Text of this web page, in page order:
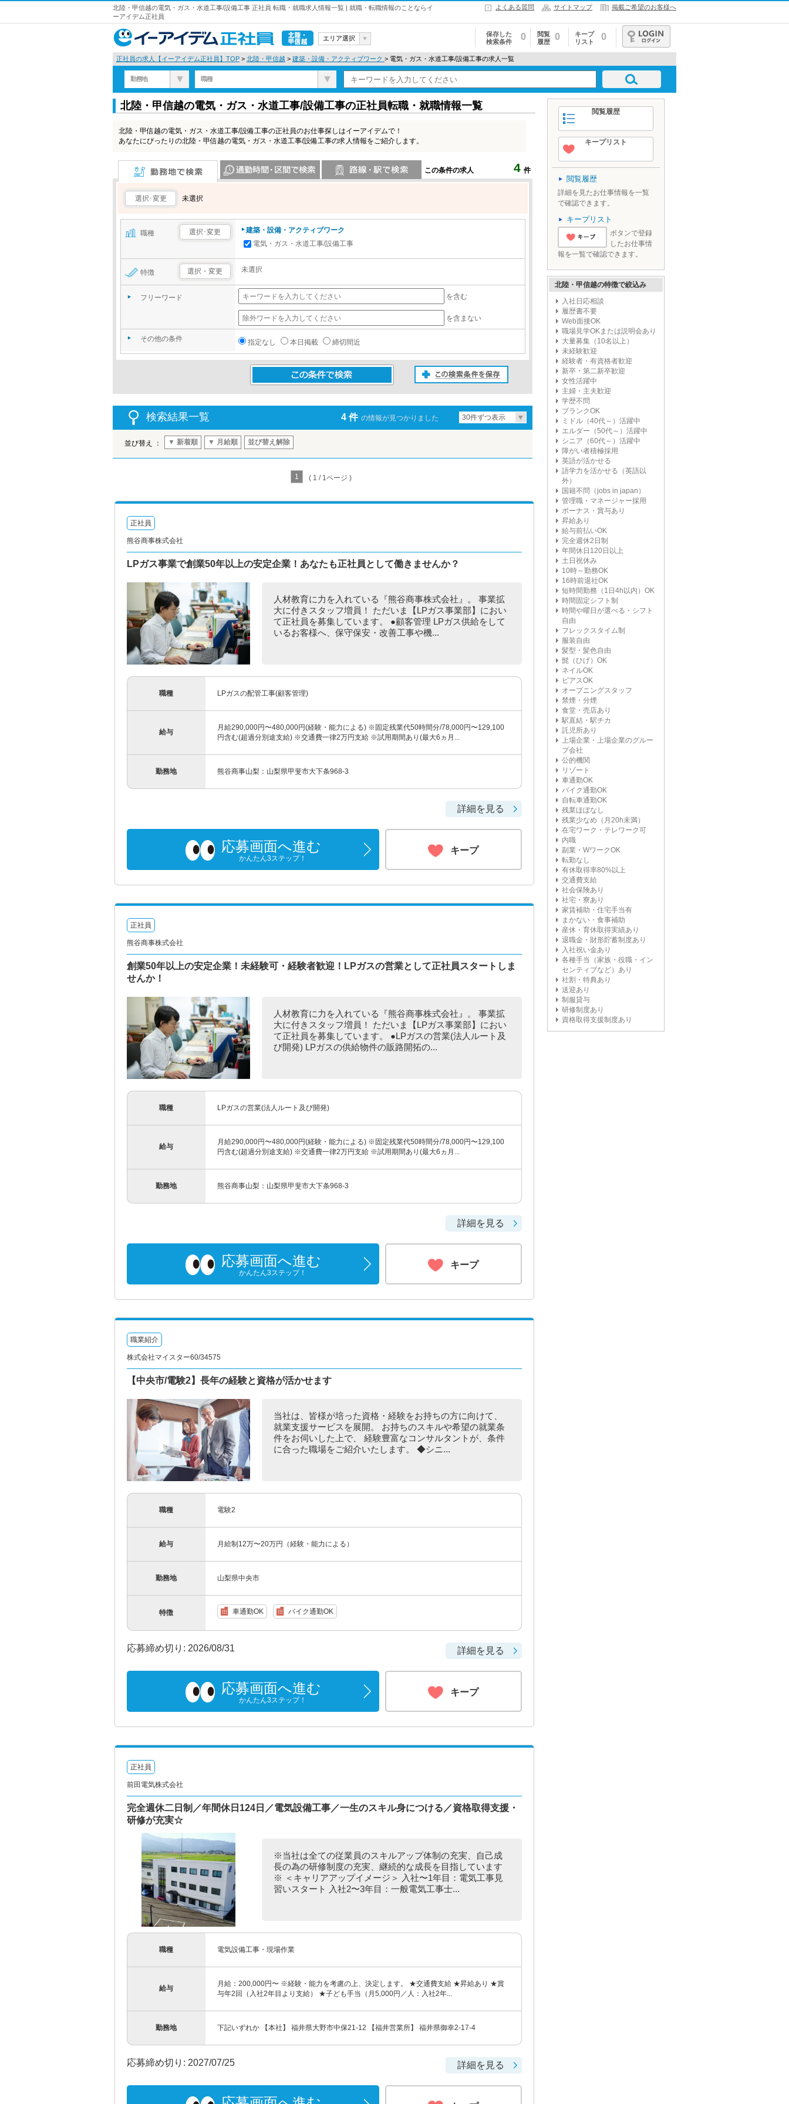
北陸・甲信越の電気・ガス・水道工事/設備工事 正社員 転職・就職求人情報一覧 | 就職・転職情報のことならイ
ーアイデム正社員
よくある質問 サイトマップ 掲載ご希望のお客様へ
北陸・甲信
越
エリア選択
保存した
検索条件
0
閲覧
履歴
0
キープ
リスト
0
ログイン
正社員の求人【イーアイデム正社員】TOP > 北陸・甲信越 > 建築・設備・アクティブワーク > 電気・ガス・水道工事/設備工事の求人一覧
勤務地 職種
北陸・甲信越の電気・ガス・水道工事/設備工事の正社員転職・就職情報一覧
北陸・甲信越の電気・ガス・水道工事/設備工事の正社員のお仕事探しはイーアイデムで！
あなたにぴったりの北陸・甲信越の電気・ガス・水道工事/設備工事の求人情報をご紹介します。
この条件の求人 4 件
選択･変更
未選択
職種 選択･変更
建築・設備・アクティブワーク
電気・ガス・水道工事/設備工事
特徴 選択・変更 未選択
フリーワード を含む
を含まない
その他の条件 指定なし 本日掲載 締切間近
検索結果一覧 4 件 の情報が見つかりました 30件ずつ表示
並び替え ： ▼ 新着順 ▼ 月給順 並び替え解除
1 ( 1 / 1ページ )
正社員
熊谷商事株式会社
LPガス事業で創業50年以上の安定企業！あなたも正社員として働きませんか？
人材教育に力を入れている『熊谷商事株式会社』。 事業拡
大に付きスタッフ増員！ ただいま【LPガス事業部】におい
て正社員を募集しています。 ●顧客管理 LPガス供給をして
いるお客様へ、保守保安・改善工事や機...
職種 LPガスの配管工事(顧客管理)
給与
月給290,000円〜480,000円(経験・能力による) ※固定残業代50時間分/78,000円〜129,100
円含む(超過分別途支給) ※交通費一律2万円支給 ※試用期間あり(最大6ヵ月...
勤務地 熊谷商事山梨：山梨県甲斐市大下条968-3
詳細を見る
応募画面へ進む
かんたん3ステップ！
キープ
正社員
熊谷商事株式会社
創業50年以上の安定企業！未経験可・経験者歓迎！LPガスの営業として正社員スタートしま
せんか！
人材教育に力を入れている『熊谷商事株式会社』。 事業拡
大に付きスタッフ増員！ ただいま【LPガス事業部】におい
て正社員を募集しています。 ●LPガスの営業(法人ルート及
び開発) LPガスの供給物件の販路開拓の...
職種 LPガスの営業(法人ルート及び開発)
給与
月給290,000円〜480,000円(経験・能力による) ※固定残業代50時間分/78,000円〜129,100
円含む(超過分別途支給) ※交通費一律2万円支給 ※試用期間あり(最大6ヵ月...
勤務地 熊谷商事山梨：山梨県甲斐市大下条968-3
詳細を見る
応募画面へ進む
かんたん3ステップ！
キープ
職業紹介
株式会社マイスター60/34575
【中央市/電験2】長年の経験と資格が活かせます
当社は、皆様が培った資格・経験をお持ちの方に向けて、
就業支援サービスを展開。 お持ちのスキルや希望の就業条
件をお伺いした上で、 経験豊富なコンサルタントが、条件
に合った職場をご紹介いたします。 ◆シニ...
職種 電験2
給与 月給制12万〜20万円（経験・能力による）
勤務地 山梨県中央市
特徴 車通勤OK バイク通勤OK
応募締め切り: 2026/08/31 詳細を見る
応募画面へ進む
かんたん3ステップ！
キープ
正社員
前田電気株式会社
完全週休二日制／年間休日124日／電気設備工事／一生のスキル身につける／資格取得支援・
研修が充実☆
※当社は全ての従業員のスキルアップ体制の充実、自己成
長の為の研修制度の充実、継続的な成長を目指しています
※ ＜キャリアアップイメージ＞ 入社〜1年目：電気工事見
習いスタート 入社2〜3年目：一般電気工事士...
職種 電気設備工事・現場作業
給与
月給：200,000円〜 ※経験・能力を考慮の上、決定します。 ★交通費支給 ★昇給あり ★賞
与年2回（入社2年目より支給） ★子ども手当（月5,000円／人：入社2年...
勤務地 下記いずれか 【本社】 福井県大野市中保21-12 【福井営業所】 福井県御幸2-17-4
応募締め切り: 2027/07/25 詳細を見る
閲覧履歴
キープリスト
閲覧履歴
詳細を見たお仕事情報を一覧
で確認できます。
キープリスト
'とりあえずキ
ボタンで登録
したお仕事情
報を一覧で確認できます。
北陸・甲信越の特徴で絞込み
入社日応相談
履歴書不要
Web面接OK
職場見学OKまたは説明会あり
大量募集（10名以上）
未経験歓迎
経験者・有資格者歓迎
新卒・第二新卒歓迎
女性活躍中
主婦・主夫歓迎
学歴不問
ブランクOK
ミドル（40代～）活躍中
エルダー（50代～）活躍中
シニア（60代～）活躍中
障がい者積極採用
英語が活かせる
語学力を活かせる（英語以
外）
国籍不問（jobs in japan）
管理職・マネージャー採用
ボーナス・賞与あり
昇給あり
給与前払いOK
完全週休2日制
年間休日120日以上
土日祝休み
10時～勤務OK
16時前退社OK
短時間勤務（1日4h以内）OK
時間固定シフト制
時間や曜日が選べる・シフト
自由
フレックスタイム制
服装自由
髪型・髪色自由
髭（ひげ）OK
ネイルOK
ピアスOK
オープニングスタッフ
禁煙・分煙
食堂・売店あり
駅直結・駅チカ
託児所あり
上場企業・上場企業のグルー
プ会社
公的機関
リゾート
車通勤OK
バイク通勤OK
自転車通勤OK
残業ほぼなし
残業少なめ（月20h未満）
在宅ワーク・テレワーク可
内職
副業・WワークOK
転勤なし
有休取得率80%以上
交通費支給
社会保険あり
社宅・寮あり
家賃補助・住宅手当有
まかない・食事補助
産休・育休取得実績あり
退職金・財形貯蓄制度あり
入社祝い金あり
各種手当（家族・役職・イン
センティブなど）あり
社割・特典あり
送迎あり
制服貸与
研修制度あり
資格取得支援制度あり